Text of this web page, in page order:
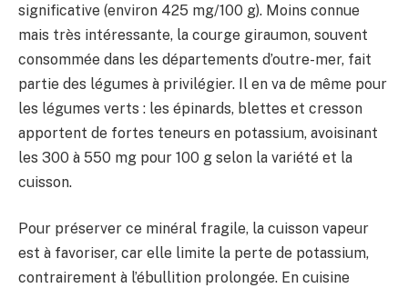
significative (environ 425 mg/100 g). Moins connue
mais très intéressante, la courge giraumon, souvent
consommée dans les départements d’outre-mer, fait
partie des légumes à privilégier. Il en va de même pour
les légumes verts : les épinards, blettes et cresson
apportent de fortes teneurs en potassium, avoisinant
les 300 à 550 mg pour 100 g selon la variété et la
cuisson.
Pour préserver ce minéral fragile, la cuisson vapeur
est à favoriser, car elle limite la perte de potassium,
contrairement à l’ébullition prolongée. En cuisine